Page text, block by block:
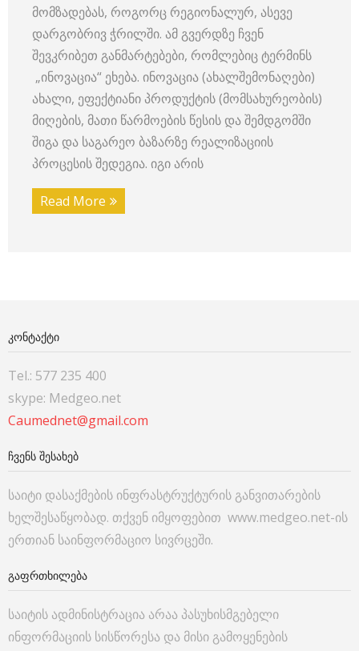
მომზადებას, როგორც რეგიონალურ, ასევე
დარგობრივ ჭრილში. ამ გვერდზე ჩვენ
შევკრიბეთ განმარტებები, რომლებიც ტერმინს
„ინოვაცია“ ეხება. ინოვაცია (ახალშემონაღები)
ახალი, ეფექტიანი პროდუქტის (მომსახურეობის)
მიღების, მათი წარმოების წესის და შემდგომში
შიგა და საგარეო ბაზარზე რეალიზაციის
პროცესის შედეგია. იგი არის
Read More
ᲙᲝᲜᲢᲐᲥᲢᲘ
Tel.: 577 235 400
skype: Medgeo.net
Caumednet@gmail.com
ᲩᲕᲔᲜᲡ ᲨᲔᲡᲐᲮᲔᲑ
საიტი დასაქმების ინფრასტრუქტურის განვითარების
ხელშესაწყობად. თქვენ იმყოფებით www.medgeo.net-ის
ერთიან საინფორმაციო სივრცეში.
ᲒᲐᲤᲠᲗᲮᲘᲚᲔᲑᲐ
საიტის ადმინისტრაცია არაა პასუხისმგებელი
ინფორმაციის სისწორესა და მისი გამოყენების